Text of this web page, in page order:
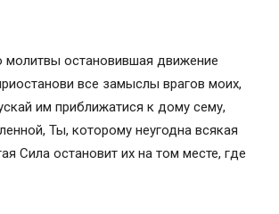
остановившая движение
все замыслы врагов моих,
им приближатися к дому сему,
Ты, которому неугодна всякая
Сила остановит их на том месте, где